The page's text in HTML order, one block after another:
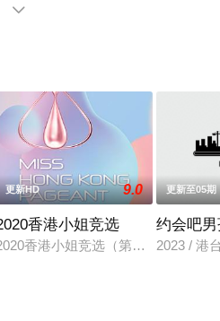
综艺全集就上星辰电影网，

节目，于2001年11月11日在民视
更新HD 9.0
香港小姐竞选
香港小姐竞选（第48届）是电
更新至05期
约会吧
2023 / 港